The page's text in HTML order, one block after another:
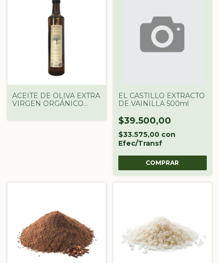
ACEITE DE OLIVA EXTRA
VIRGEN ORGÁNICO
EL CASTILLO EXTRACTO
DE VAINILLA 500ml
$39.500,00
$33.575,00 con
Efec/Transf